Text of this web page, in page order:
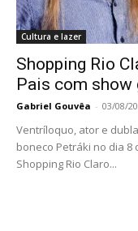
Cultura e lazer
Shopping Rio
Pais com show
Gabriel Gouvêa - 03/08/
Ventríloquo, ator e
boneco Petráki no dia 8
Shopping Rio Claro...